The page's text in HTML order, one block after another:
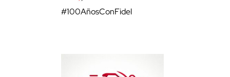
#100AñosConFidel